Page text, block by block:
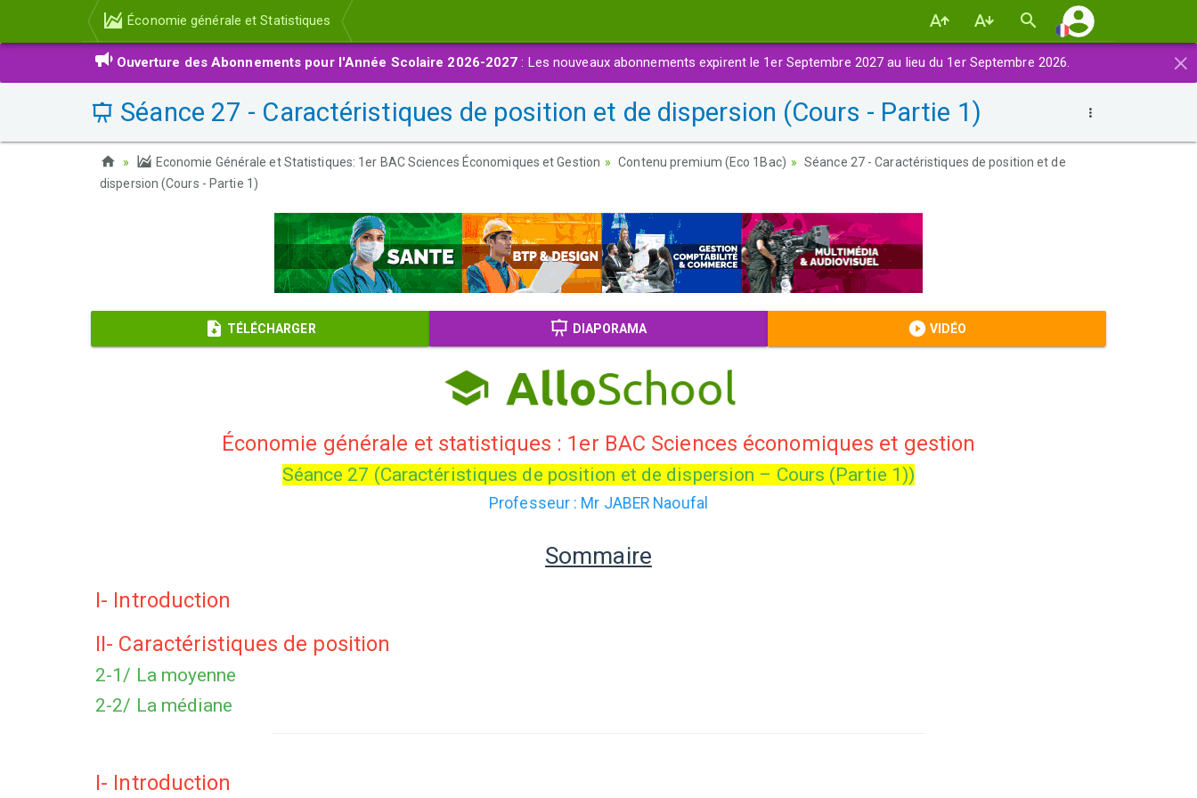
Économie générale et Statistiques
×
Ouverture des Abonnements pour l'Année Scolaire 2026-2027 : Les nouveaux abonnements expirent le 1er Septembre 2027 au lieu du 1er Septembre 2026.
Séance 27 - Caractéristiques de position et de dispersion (Cours - Partie 1)
Economie Générale et Statistiques: 1er BAC Sciences Économiques et Gestion Contenu premium (Eco 1Bac)
Séance 27 - Caractéristiques de position et de
dispersion (Cours - Partie 1)
TÉLÉCHARGER DIAPORAMA VIDÉO
Économie générale et statistiques : 1er BAC Sciences économiques et gestion
Séance 27 (Caractéristiques de position et de dispersion – Cours (Partie 1))
Professeur : Mr JABER Naoufal
Sommaire
I- Introduction
II- Caractéristiques de position
2-1/ La moyenne
2-2/ La médiane
I- Introduction